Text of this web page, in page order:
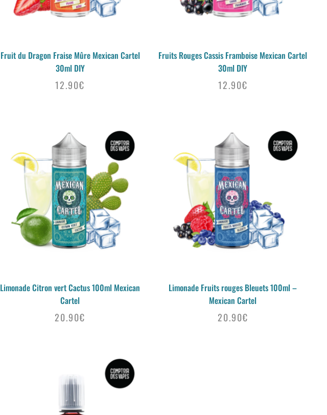
Fruit du Dragon Fraise Mûre Mexican Cartel
30ml DIY
12.90€
Fruits Rouges Cassis Framboise Mexican Cartel
30ml DIY
12.90€
Limonade Citron vert Cactus 100ml Mexican
Cartel
20.90€
Limonade Fruits rouges Bleuets 100ml –
Mexican Cartel
20.90€